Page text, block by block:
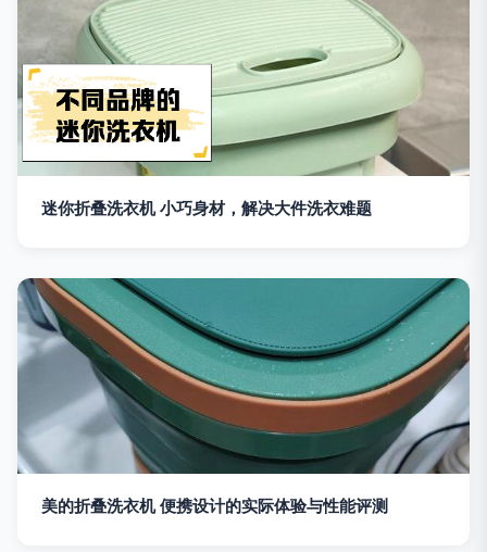
迷你折叠洗衣机 小巧身材，解决大件洗衣难题
美的折叠洗衣机 便携设计的实际体验与性能评测